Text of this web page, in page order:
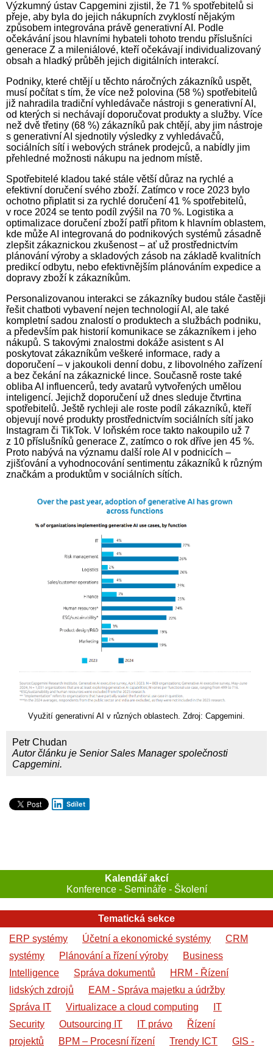
Výzkumný ústav Capgemini zjistil, že 71 % spotřebitelů si
přeje, aby byla do jejich nákupních zvyklostí nějakým
způsobem integrována právě generativní AI. Podle
očekávání jsou hlavními hybateli tohoto trendu příslušníci
generace Z a mileniálové, kteří očekávají individualizovaný
obsah a hladký průběh jejich digitálních interakcí.
Podniky, které chtějí u těchto náročných zákazníků uspět,
musí počítat s tím, že více než polovina (58 %) spotřebitelů
již nahradila tradiční vyhledávače nástroji s generativní AI,
od kterých si nechávají doporučovat produkty a služby. Více
než dvě třetiny (68 %) zákazníků pak chtějí, aby jim nástroje
s generativní AI sjednotily výsledky z vyhledávačů,
sociálních sítí i webových stránek prodejců, a nabídly jim
přehledné možnosti nákupu na jednom místě.
Spotřebitelé kladou také stále větší důraz na rychlé a
efektivní doručení svého zboží. Zatímco v roce 2023 bylo
ochotno připlatit si za rychlé doručení 41 % spotřebitelů,
v roce 2024 se tento podíl zvýšil na 70 %. Logistika a
optimalizace doručení zboží patří přitom k hlavním oblastem,
kde může AI integrovaná do podnikových systémů zásadně
zlepšit zákaznickou zkušenost – ať už prostřednictvím
plánování výroby a skladových zásob na základě kvalitních
predikcí odbytu, nebo efektivnějším plánováním expedice a
dopravy zboží k zákazníkům.
Personalizovanou interakci se zákazníky budou stále častěji
řešit chatboti vybavení nejen technologií AI, ale také
kompletní sadou znalostí o produktech a službách podniku,
a především pak historií komunikace se zákazníkem i jeho
nákupů. S takovými znalostmi dokáže asistent s AI
poskytovat zákazníkům veškeré informace, rady a
doporučení – v jakoukoli denní dobu, z libovolného zařízení
a bez čekání na zákaznické lince. Současně roste také
obliba AI influencerů, tedy avatarů vytvořených umělou
inteligencí. Jejichž doporučení už dnes sleduje čtvrtina
spotřebitelů. Ještě rychleji ale roste podíl zákazníků, kteří
objevují nové produkty prostřednictvím sociálních sítí jako
Instagram či TikTok. V loňském roce takto nakoupilo už 7
z 10 příslušníků generace Z, zatímco o rok dříve jen 45 %.
Proto nabývá na významu další role AI v podnicích –
zjišťování a vyhodnocování sentimentu zákazníků k různým
značkám a produktům v sociálních sítích.
Využití generativní AI v různých oblastech. Zdroj: Capgemini.
Petr Chudan
Autor článku je Senior Sales Manager společnosti
Capgemini.
Sdílet
Kalendář akcí
Konference - Semináře - Školení
Tematická sekce
ERP systémy
Účetní a ekonomické systémy
CRM
systémy
Plánování a řízení výroby
Business
Intelligence
Správa dokumentů
HRM - Řízení
lidských zdrojů
EAM - Správa majetku a údržby
Správa IT
Virtualizace a cloud computing
IT
Security
Outsourcing IT IT právo
Řízení
projektů
BPM – Procesní řízení Trendy ICT
GIS -